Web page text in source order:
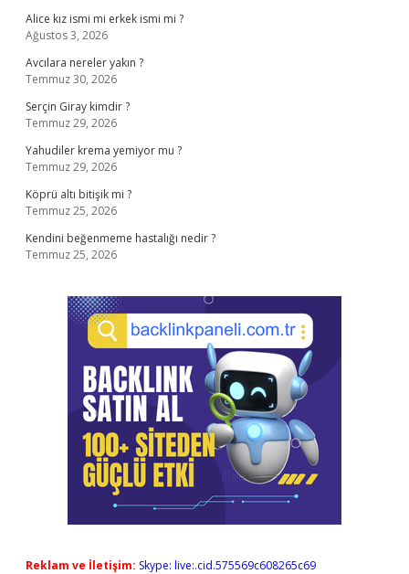
Alice kız ismi mi erkek ismi mi ?
Ağustos 3, 2026
Avcılara nereler yakın ?
Temmuz 30, 2026
Serçin Giray kimdir ?
Temmuz 29, 2026
Yahudiler krema yemiyor mu ?
Temmuz 29, 2026
Köprü altı bitişik mi ?
Temmuz 25, 2026
Kendini beğenmeme hastalığı nedir ?
Temmuz 25, 2026
Reklam ve İletişim: Skype: live:.cid.575569c608265c69